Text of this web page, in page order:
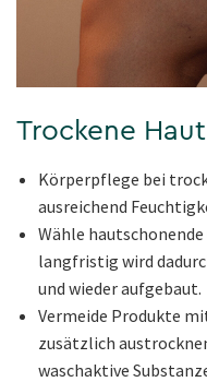
Trockene
Körperpflege bei
ausreichend
Wähle
langfristig wird
und wieder aufgebaut.
Vermeide Produkte
zusätzlich
waschaktive